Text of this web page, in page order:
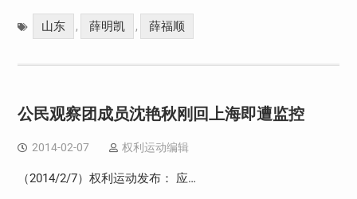
山东 , 薛明凯 , 薛福顺
公民观察团成员沈艳秋刚回上海即遭监控
2014-02-07 权利运动编辑
（2014/2/7）权利运动发布： 应…